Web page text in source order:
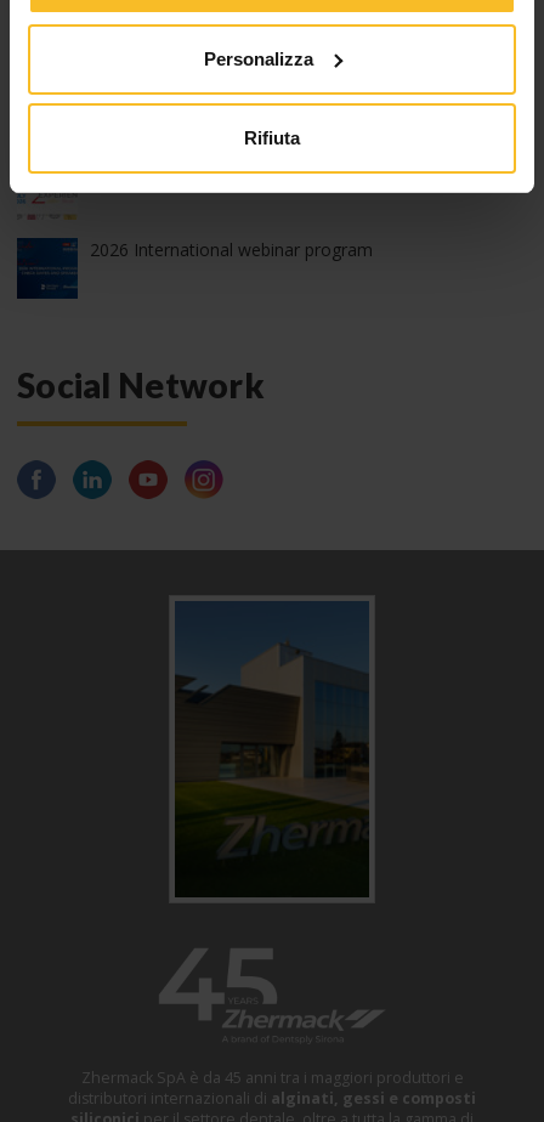
Personalizza
Rifiuta
Z-Experience, edizione 2026: grazie!
Run with Zhermack – 9^ edizione
2026 edition of Z-Experience
2026 International webinar program
Social Network
Zhermack SpA è da 45 anni tra i maggiori produttori e
distributori internazionali di alginati, gessi e composti